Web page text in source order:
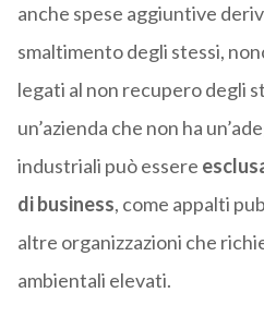
anche spese aggiuntive
smaltimento degli stessi,
legati al non recupero degli
un’azienda che non ha
industriali può essere
di business, come appalti
altre organizzazioni che
ambientali elevati.